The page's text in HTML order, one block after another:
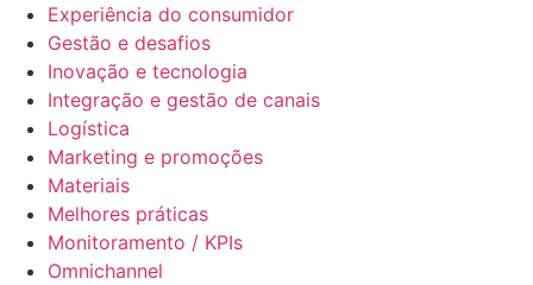
Experiência do consumidor
Gestão e desafios
Inovação e tecnologia
Integração e gestão de canais
Logística
Marketing e promoções
Materiais
Melhores práticas
Monitoramento / KPIs
Omnichannel